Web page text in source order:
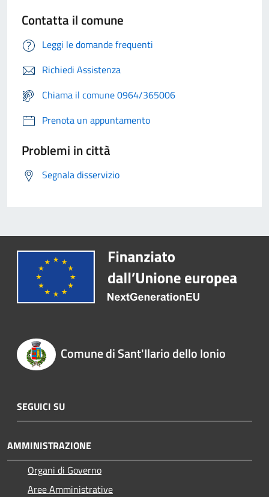
Contatta il comune
Leggi le domande frequenti
Richiedi Assistenza
Chiama il comune 0964/365006
Prenota un appuntamento
Problemi in città
Segnala disservizio
Comune di Sant'Ilario dello Ionio
SEGUICI SU
AMMINISTRAZIONE
Organi di Governo
Aree Amministrative